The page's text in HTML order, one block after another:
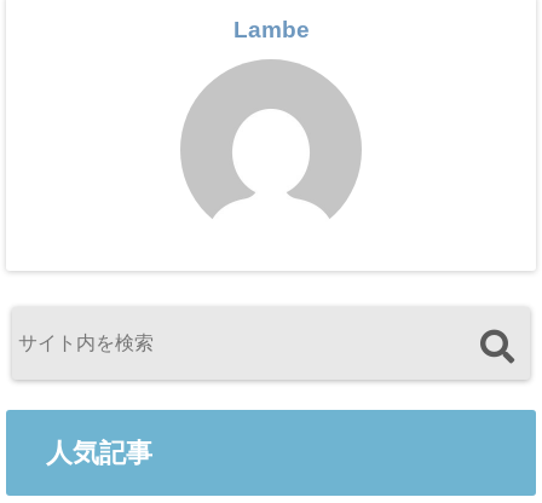
Lambe
人気記事